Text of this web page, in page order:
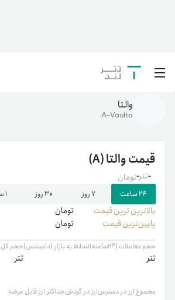
خانه رمزارزها/
A
والتا
A-Vaulta
قیمتوالتا
-تومان -تتر
۲۴ ساعت ۷ روز ۳۰ روز ۱ سال
بالاترین ‌ترین قیمت تومان
پایین‌ترین قیمت
تومان
حجم معاملات (۲۴ساعته)
تتر
تسلط به بازار (دامیننس)حجم کل
تتر
مجموع ارز در دسترسارز در گردشحداکثر ارز قابل عرضه